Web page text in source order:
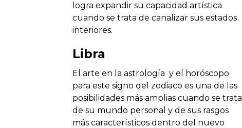
logra expandir su capacidad artística
cuando se trata de canalizar sus estados
interiores.
Libra
El arte en la astrología y el horóscopo
para este signo del zodiaco es una de las
posibilidades más amplias cuando se trata
de su mundo personal y de sus rasgos
más característicos dentro del nuevo